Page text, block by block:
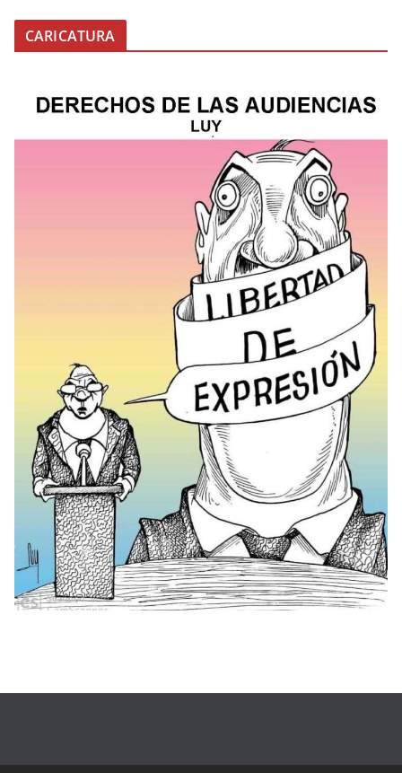
CARICATURA